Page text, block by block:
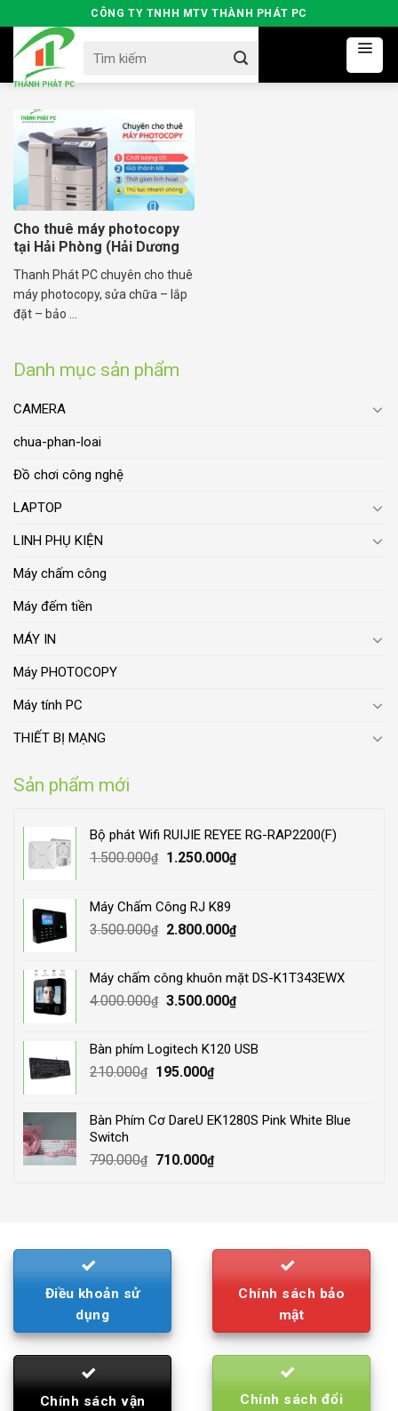
to
content
CÔNG TY TNHH MTV THÀNH PHÁT PC
for:
Danh mục sản phẩm
CAMERA
chua-phan-loai
Đồ chơi công nghệ
LAPTOP
LINH PHỤ KIỆN
Máy chấm công
Máy đếm tiền
MÁY IN
Máy PHOTOCOPY
Máy tính PC
THIẾT BỊ MẠNG
Sản phẩm mới
Bộ phát Wifi RUIJIE REYEE RG-RAP2200(F)
1.500.000₫
Original
1.500.000₫.
1.250.000₫Current
Máy Chấm Công RJ K89
3.500.000₫
Original
3.500.000₫.
2.800.000₫Current
2.800.000₫.
Máy chấm công khuôn mặt DS-K1T343EWX
4.000.000₫ Original
4.000.000₫.
3.500.000₫Current
3.500.000₫.
Bàn phím Logitech K120 USB
210.000₫
Original
210.000₫.
195.000₫Current
195.000₫.
Bàn Phím Cơ DareU EK1280S Pink White Blue
Switch
790.000₫
Original
710.000₫Current
Cho thuê máy photocopy
tại Hải Phòng (Hải Dương
Thanh Phát PC chuyên cho thuê
máy photocopy, sửa chữa – lắp
đặt – bảo ...
Điều khoản sử
dụng
Chính sách bảo
mật
Chính sách vận
Chính sách đổi